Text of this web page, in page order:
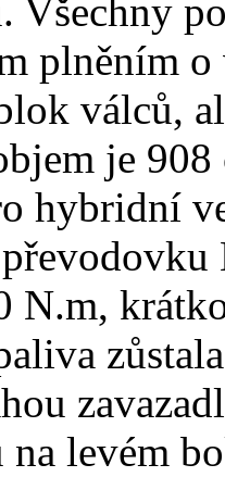
Všechny
plněním
válců,
je
hybridní
N.m,
levém